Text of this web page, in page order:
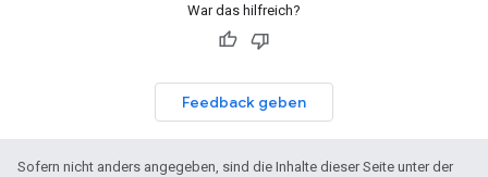
War das hilfreich?
Feedback geben
Sofern nicht anders angegeben, sind die Inhalte dieser Seite unter der